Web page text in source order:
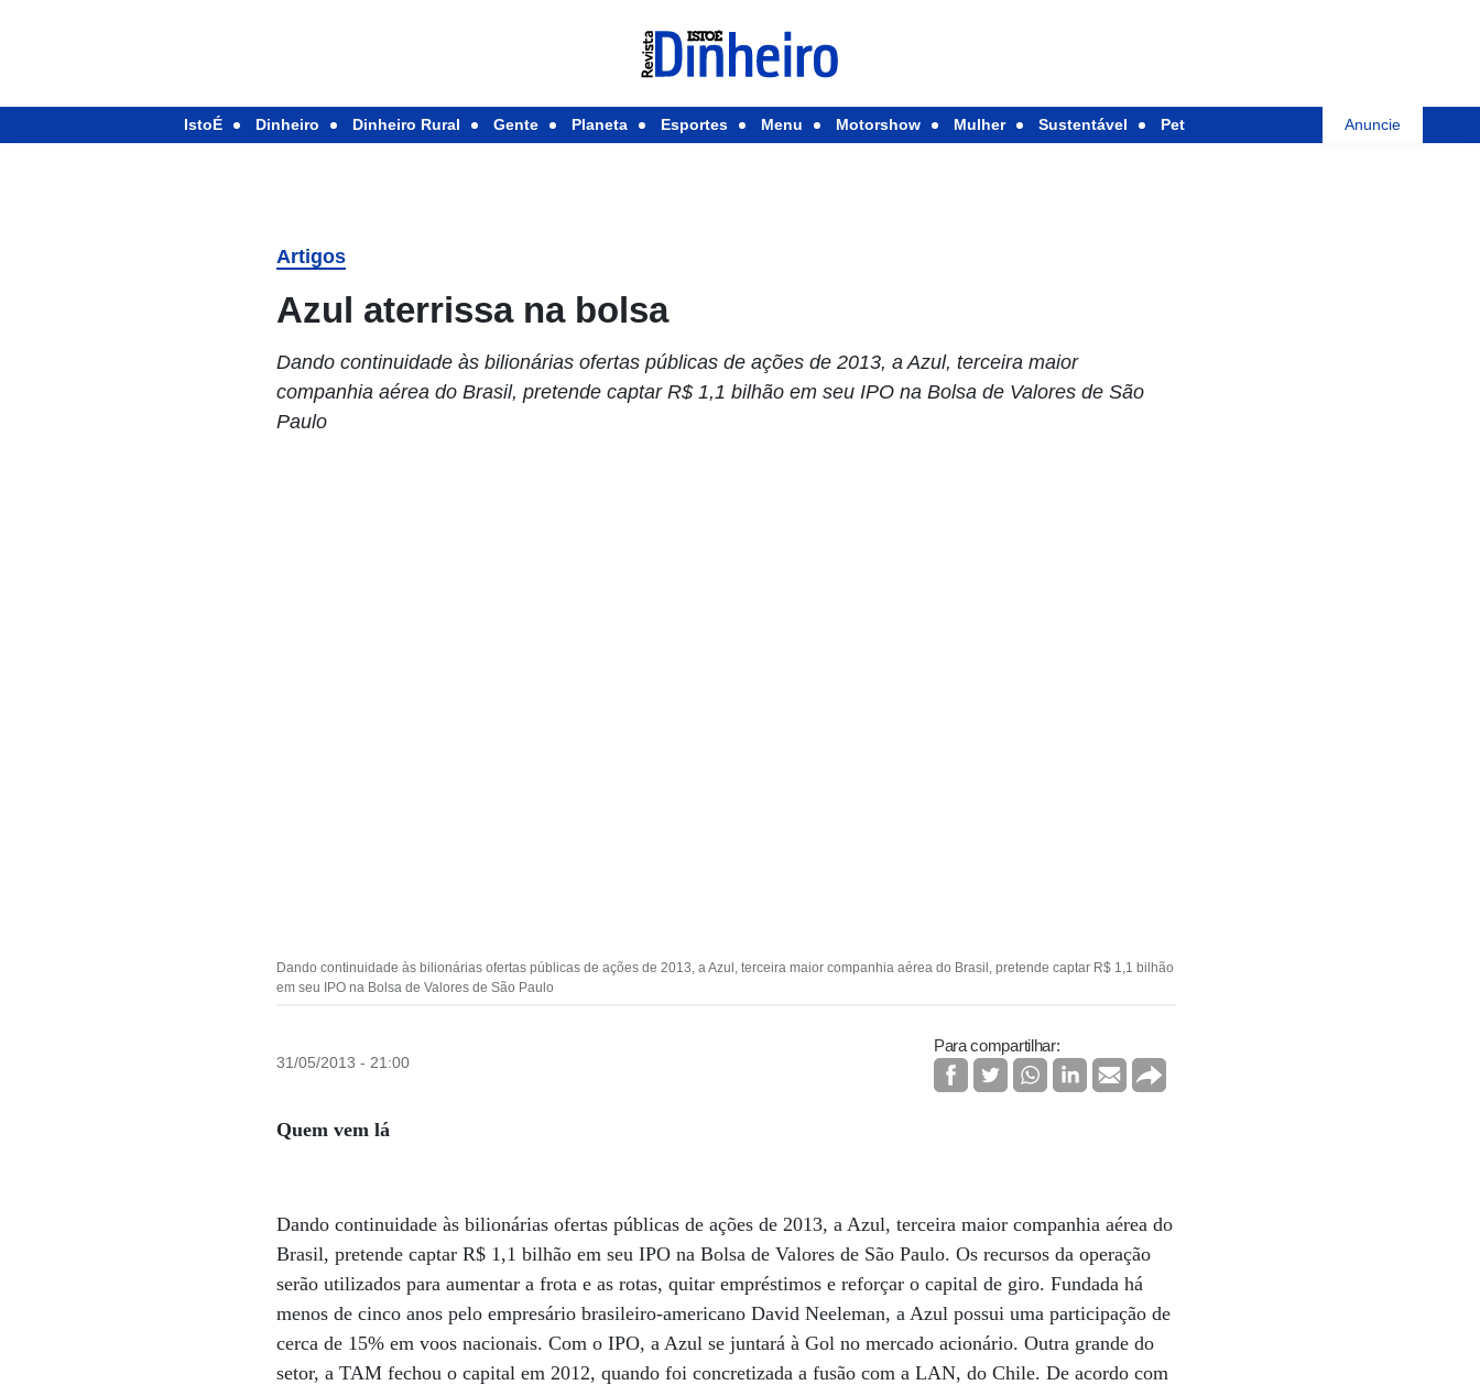
IstoÉ Dinheiro Dinheiro Rural Gente Planeta Esportes Menu Motorshow Mulher Sustentável Pet Anuncie
Artigos
Azul aterrissa na bolsa
Dando continuidade às bilionárias ofertas públicas de ações de 2013, a Azul, terceira maior
companhia aérea do Brasil, pretende captar R$ 1,1 bilhão em seu IPO na Bolsa de Valores de São
Paulo
Dando continuidade às bilionárias ofertas públicas de ações de 2013, a Azul, terceira maior companhia aérea do Brasil, pretende captar R$ 1,1 bilhão
em seu IPO na Bolsa de Valores de São Paulo
31/05/2013 - 21:00
Para compartilhar:
Quem vem lá
Dando continuidade às bilionárias ofertas públicas de ações de 2013, a Azul, terceira maior companhia aérea do
Brasil, pretende captar R$ 1,1 bilhão em seu IPO na Bolsa de Valores de São Paulo. Os recursos da operação
serão utilizados para aumentar a frota e as rotas, quitar empréstimos e reforçar o capital de giro. Fundada há
menos de cinco anos pelo empresário brasileiro-americano David Neeleman, a Azul possui uma participação de
cerca de 15% em voos nacionais. Com o IPO, a Azul se juntará à Gol no mercado acionário. Outra grande do
setor, a TAM fechou o capital em 2012, quando foi concretizada a fusão com a LAN, do Chile. De acordo com